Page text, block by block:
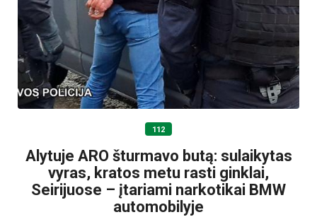
112
Alytuje ARO šturmavo butą: sulaikytas
vyras, kratos metu rasti ginklai,
Seirijuose – įtariami narkotikai BMW
automobilyje